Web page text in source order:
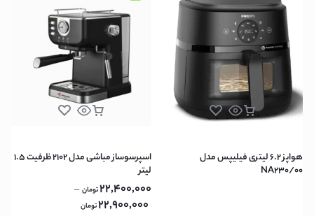
هواپز 6.2 لیتری فیلیپس مدل
NA230/00
اسپرسوساز مباشی مدل 2102 ظرفیت ۱.۵
لیتر
22,400,000تومان –
22,900,000تومان